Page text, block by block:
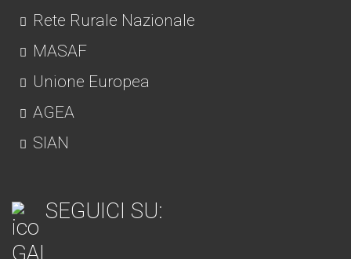
Rete Rurale Nazionale
MASAF
Unione Europea
AGEA
SIAN
SEGUICI SU: